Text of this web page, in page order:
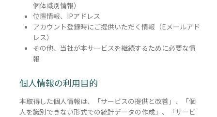
個体識別情報）
位置情報、IPアドレス
アカウント登録時にご提供いただく情報（Eメールアド
レス）
その他、当社が本サービスを継続するために必要な情
報
個人情報の利用目的
本取得した個人情報は、「サービスの提供と改善」、「個
人を識別できない形式での統計データの作成」、「サービ